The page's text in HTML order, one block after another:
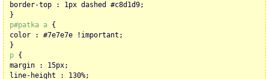
border-top : 1px dashed #c8d1d9;
}
p#patka a {
color : #7e7e7e !important;
}
p {
margin : 15px;
line-height : 130%;